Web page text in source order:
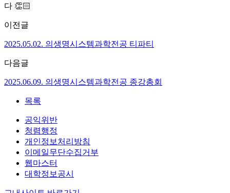
다 👏🏻
이전글
2025.05.02. 의생명시스템과학전공 티파티
다음글
2025.06.09. 의생명시스템과학전공 종강총회
목록
공익위반
청렴행정
개인정보처리방침
이메일무단수집거부
웹마스터
대학정보공시